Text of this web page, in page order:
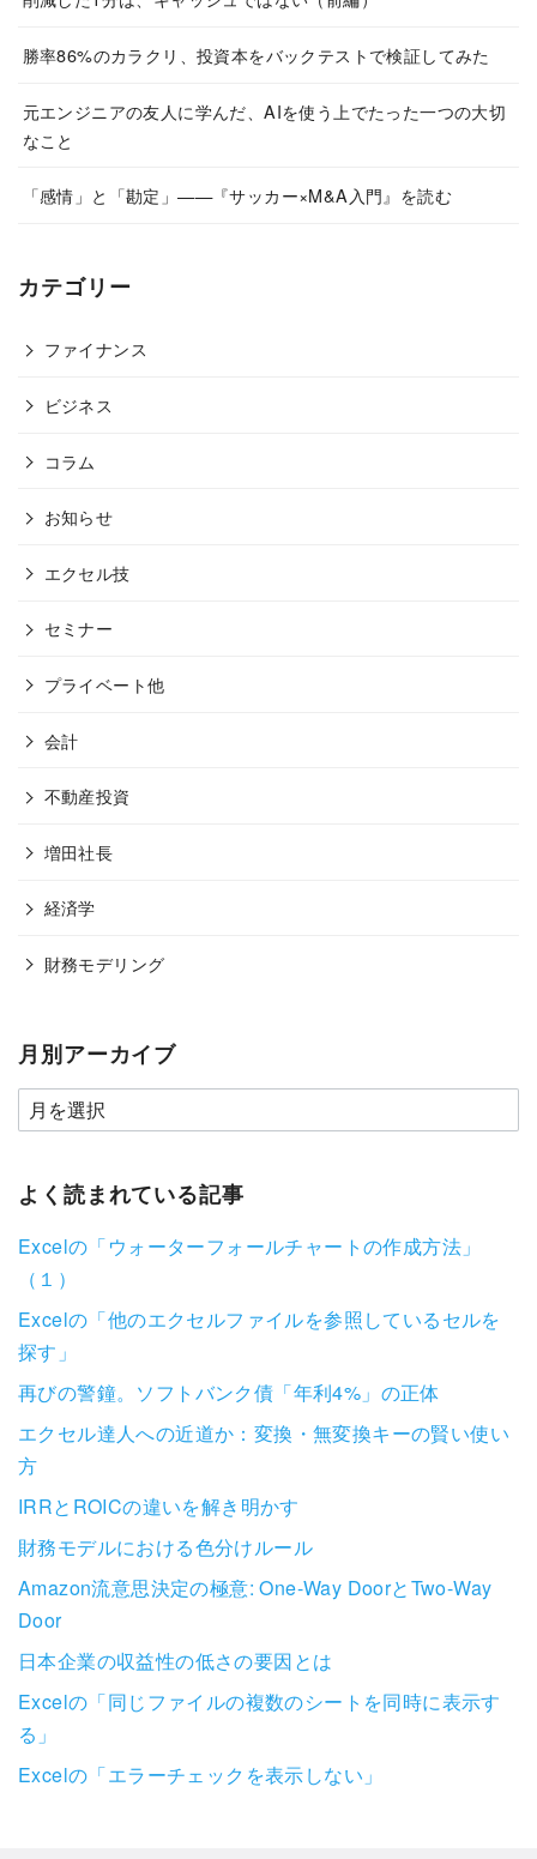
勝率86%のカラクリ、投資本をバックテストで検証してみた
元エンジニアの友人に学んだ、AIを使う上でたった一つの大切
なこと
「感情」と「勘定」——『サッカー×M&A入門』を読む
カテゴリー
ファイナンス
ビジネス
コラム
お知らせ
エクセル技
セミナー
プライベート他
会計
不動産投資
増田社長
経済学
財務モデリング
月別アーカイブ
よく読まれている記事
Excelの「ウォーターフォールチャートの作成方法」
（１）
Excelの「他のエクセルファイルを参照しているセルを
探す」
再びの警鐘。ソフトバンク債「年利4%」の正体
エクセル達人への近道か：変換・無変換キーの賢い使い
方
IRRとROICの違いを解き明かす
財務モデルにおける色分けルール
Amazon流意思決定の極意: One-Way DoorとTwo-Way
Door
日本企業の収益性の低さの要因とは
Excelの「同じファイルの複数のシートを同時に表示す
る」
Excelの「エラーチェックを表示しない」